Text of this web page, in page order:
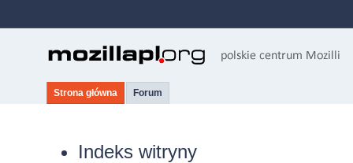
Strona główna Forum
Indeks witryny